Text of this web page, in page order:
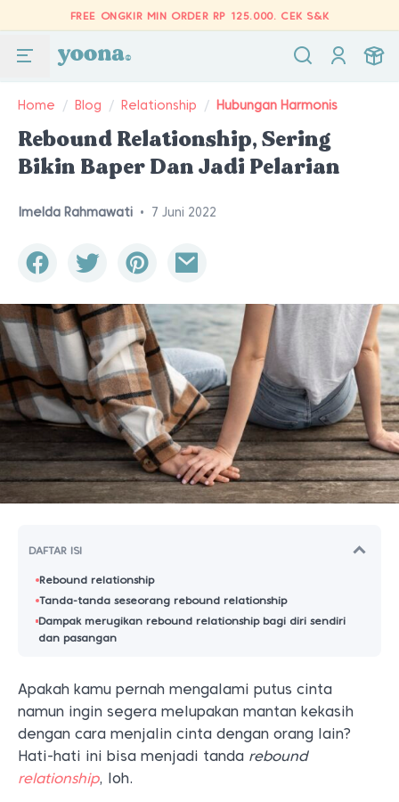
FREE ONGKIR MIN ORDER RP 125.000. CEK S&K
Home / Blog / Relationship / Hubungan Harmonis
Rebound Relationship, Sering
Bikin Baper Dan Jadi Pelarian
Imelda Rahmawati • 7 Juni 2022
DAFTAR ISI
Rebound relationship
Tanda-tanda seseorang rebound relationship
Dampak merugikan rebound relationship bagi diri sendiri
dan pasangan
Apakah kamu pernah mengalami putus cinta
namun ingin segera melupakan mantan kekasih
dengan cara menjalin cinta dengan orang lain?
Hati-hati ini bisa menjadi tanda rebound
relationship, loh.